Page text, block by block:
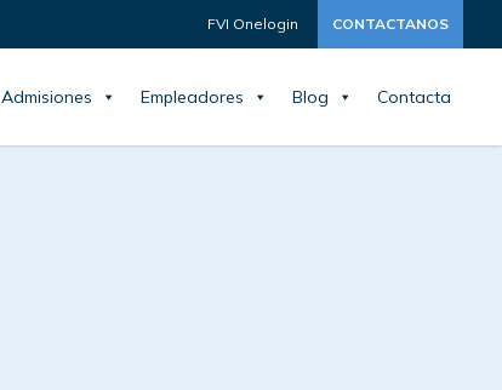
FVI Onelogin CONTACTANOS
Admisiones Empleadores Blog Contacta